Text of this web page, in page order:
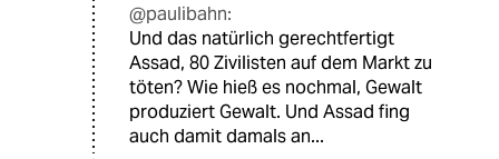
@paulibahn:
Und das natürlich gerechtfertigt
Assad, 80 Zivilisten auf dem Markt zu
töten? Wie hieß es nochmal, Gewalt
produziert Gewalt. Und Assad fing
auch damit damals an...